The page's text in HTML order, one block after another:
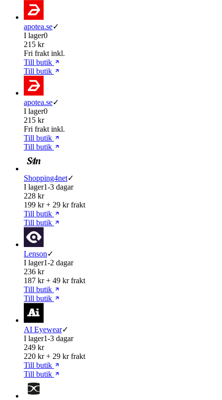
apotea.se✓
I lager0
215 kr
Fri frakt inkl.
Till butik
Till butik
apotea.se✓
I lager0
215 kr
Fri frakt inkl.
Till butik
Till butik
Shopping4net✓
I lager1-3 dagar
228 kr
199 kr + 29 kr frakt
Till butik
Till butik
Lenson✓
I lager1-2 dagar
236 kr
187 kr + 49 kr frakt
Till butik
Till butik
AI Eyewear✓
I lager1-3 dagar
249 kr
220 kr + 29 kr frakt
Till butik
Till butik